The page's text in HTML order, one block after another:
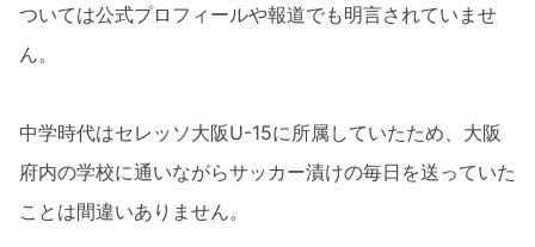
ついては公式プロフィールや報道でも明言されていませ
ん。
中学時代はセレッソ大阪U-15に所属していたため、大阪
府内の学校に通いながらサッカー漬けの毎日を送っていた
ことは間違いありません。